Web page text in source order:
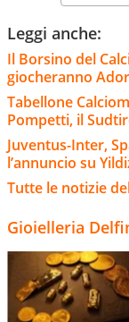
Leggi anche:
Il Borsino del
giocheranno
Tabellone
Pompetti, il
Juventus-Inter,
l’annuncio su
Tutte le notizie
Gioielleria